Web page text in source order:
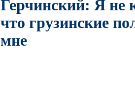
Герчинский: Я не
что грузинские
мне